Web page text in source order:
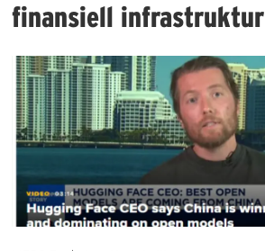
finansiell infrastruktur